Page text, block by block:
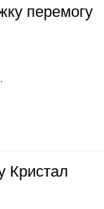
перемогу
Кристал